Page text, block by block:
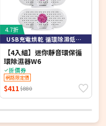
4.7折
USB充電烘乾 循環除濕低碳節能
【4入組】迷你靜音環保循
環除濕器W6
折價券
網路限定價
$411 $880